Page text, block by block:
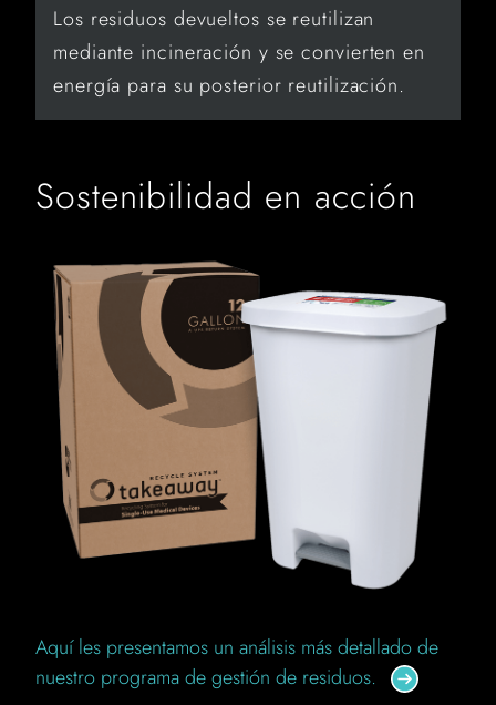
Los residuos devueltos se reutilizan
mediante incineración y se convierten en
energía para su posterior reutilización.
Sostenibilidad en acción
Aquí les presentamos un análisis más detallado de
nuestro programa de gestión de residuos.